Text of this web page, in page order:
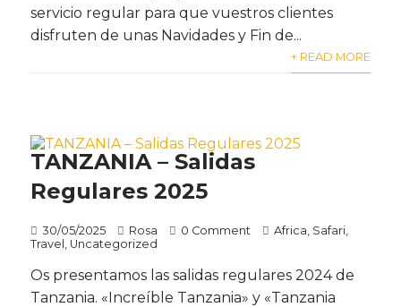
servicio regular para que vuestros clientes
disfruten de unas Navidades y Fin de...
+ READ MORE
TANZANIA – Salidas
Regulares 2025
30/05/2025 Rosa 0 Comment Africa Safari
Travel
Uncategorized
Os presentamos las salidas regulares 2024 de
Tanzania. «Increíble Tanzania» y «Tanzania